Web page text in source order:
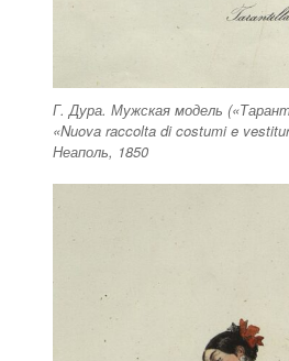
Г. Дура. Мужская модель
«Nuova raccolta di costumi e
Неаполь, 1850